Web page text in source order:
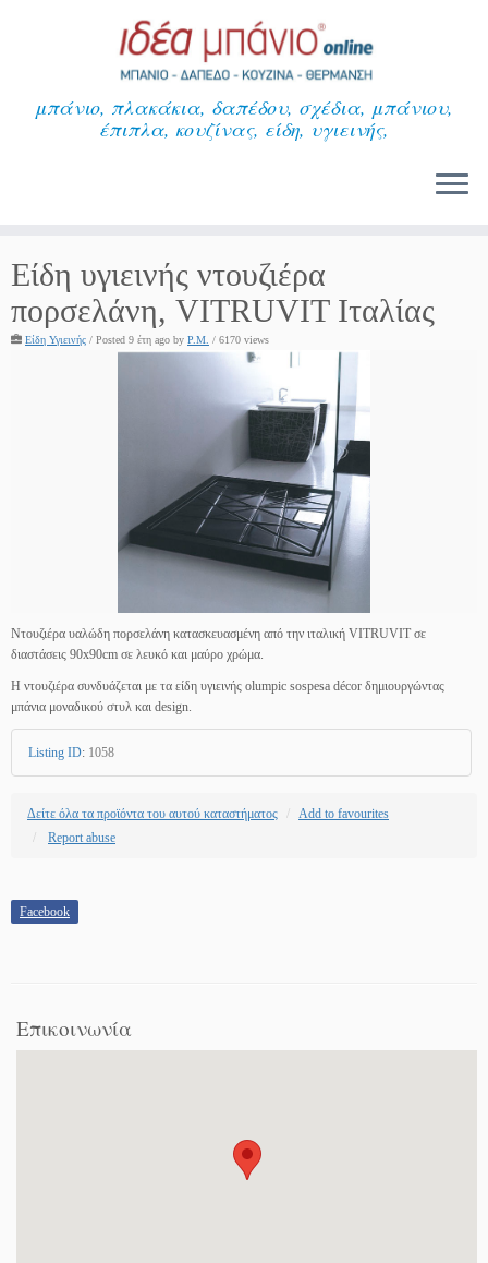
μπάνιο, πλακάκια, δαπέδου, σχέδια, μπάνιου,
έπιπλα, κουζίνας, είδη, υγιεινής,
Είδη υγιεινής ντουζιέρα
πορσελάνη, VITRUVIT Ιταλίας
Είδη Υγιεινής / Posted 9 έτη ago by P.M. / 6170 views
Ντουζιέρα υαλώδη πορσελάνη κατασκευασμένη από την ιταλική VITRUVIT σε
διαστάσεις 90x90cm σε λευκό και μαύρο χρώμα.
Η ντουζιέρα συνδυάζεται με τα είδη υγιεινής olumpic sospesa décor δημιουργώντας
μπάνια μοναδικού στυλ και design.
Listing ID: 1058
Δείτε όλα τα προϊόντα του αυτού καταστήματος
Add to favourites
Report abuse
Facebook
Επικοινωνία